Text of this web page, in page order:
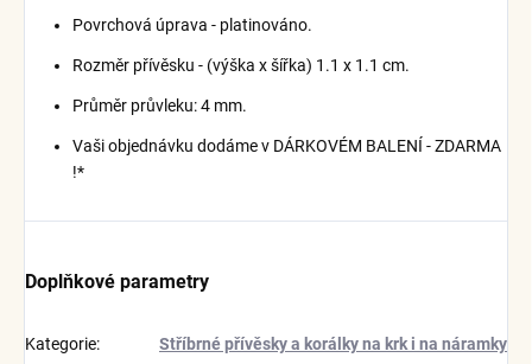
Povrchová úprava - platinováno.
Rozměr přívěsku - (výška x šířka) 1.1 x 1.1 cm.
Průměr průvleku: 4 mm.
Vaši objednávku dodáme v DÁRKOVÉM BALENÍ - ZDARMA
!*
Doplňkové parametry
Kategorie: Stříbrné přívěsky a korálky na krk i na náramky